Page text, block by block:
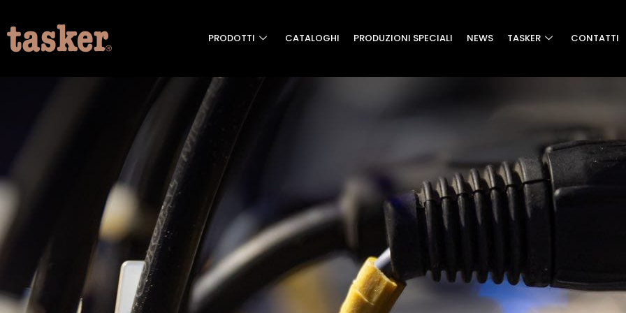
PRODOTTI CATALOGHI PRODUZIONI SPECIALI NEWS TASKER CONTATTI